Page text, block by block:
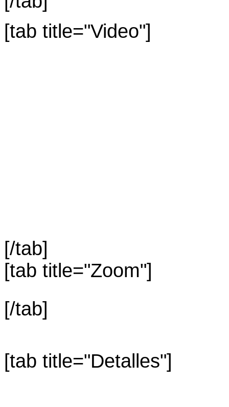
[tab title="Video"]
[/tab]
[tab title="Zoom"]
[/tab]
[tab title="Detalles"]